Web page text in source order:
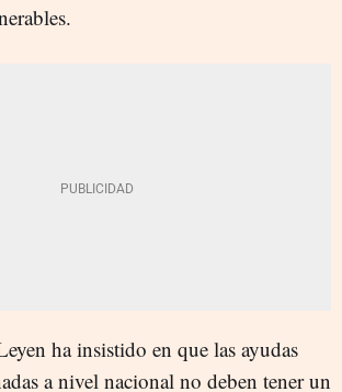
ha insistido en que las ayudas
a nivel nacional no deben tener un